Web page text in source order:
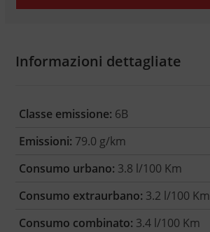
Informazioni dettagliate
Classe emissione: 6B
Emissioni: 79.0 g/km
Consumo urbano: 3.8 l/100 Km
Consumo extraurbano: 3.2 l/100 Km
Consumo combinato: 3.4 l/100 Km